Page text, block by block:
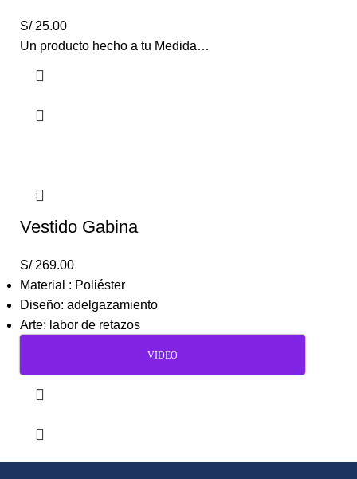
S/25.00
Un producto hecho a tu Medida…
Vestido Gabina
S/269.00
Material : Poliéster
Diseño: adelgazamiento
Arte: labor de retazos
VIDEO